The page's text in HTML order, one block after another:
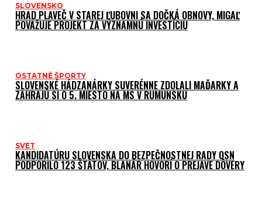
SLOVENSKO
HRAD PLAVEČ V STAREJ ĽUBOVNI SA DOČKÁ OBNOVY, MIGAĽ
POVAŽUJE PROJEKT ZA VÝZNAMNÚ INVESTÍCIU
OSTATNÉ ŠPORTY
SLOVENSKÉ HÁDZANÁRKY SUVERÉNNE ZDOLALI MAĎARKY A
ZAHRAJÚ SI O 5. MIESTO NA MS V RUMUNSKU
SVET
KANDIDATÚRU SLOVENSKA DO BEZPEČNOSTNEJ RADY OSN
PODPORILO 123 ŠTÁTOV, BLANÁR HOVORÍ O PREJAVE DÔVERY